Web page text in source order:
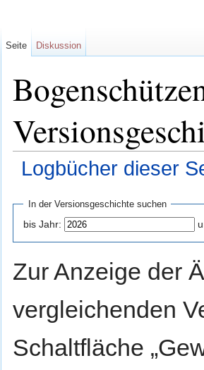
Logbücher dieser
In der Versionsgeschichte suchen
bis Jahr:
Zur Anzeige der
vergleichenden
Schaltfläche
Seite Diskussion